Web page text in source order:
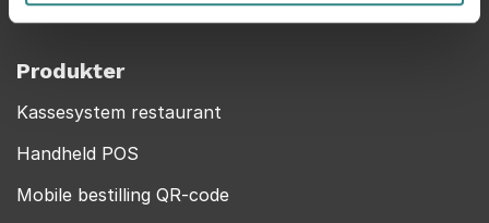
Vores POS-system
Produkter
Kassesystem restaurant
Handheld POS
Mobile bestilling QR-code